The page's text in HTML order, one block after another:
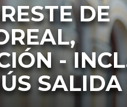
DE
-
SALIDA